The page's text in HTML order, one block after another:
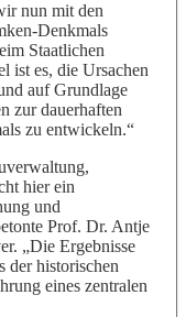
nun mit den
Denkmals
Staatlichen
ist es, die Ursachen
auf Grundlage
zur dauerhaften
zu entwickeln.“
hier ein
und
Prof. Dr. Antje
„Die Ergebnisse
der historischen
eines zentralen